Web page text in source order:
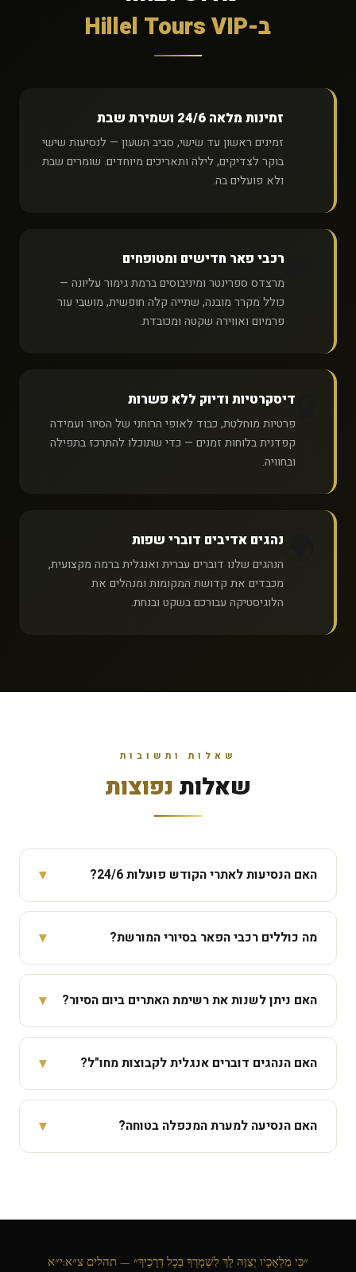
ב-Hillel Tours VIP
זמינות מלאה 24/6 ושמירת שבת
זמינים ראשון עד שישי, סביב השעון — לנסיעות שישי
בוקר לצדיקים, לילה ותאריכים מיוחדים. שומרים שבת
ולא פועלים בה.
רכבי פאר חדישים ומטופחים
מרצדס ספרינטר ומיניבוסים ברמת גימור עליונה —
כולל מקרר מובנה, שתייה קלה חופשית, מושבי עור
פרמיום ואווירה שקטה ומכובדת.
דיסקרטיות ודיוק ללא פשרות
פרטיות מוחלטת, כבוד לאופי הרוחני של הסיור ועמידה
קפדנית בלוחות זמנים — כדי שתוכלו להתרכז בתפילה
ובחוויה.
נהגים אדיבים דוברי שפות
הנהגים שלנו דוברים עברית ואנגלית ברמה מקצועית,
מכבדים את קדושת המקומות ומנהלים את
הלוגיסטיקה עבורכם בשקט ובנחת.
שאלות ותשובות
שאלות נפוצות
האם הנסיעות לאתרי הקודש פועלות 24/6? ▾
כן — זמינים ראשון עד שישי, סביב השעון, כולל יציאות
שישי בוקר מוקדם לצדיקים ולילה. אנחנו שומרים שבת ולא
השבת.
מה כוללים רכבי הפאר בסיורי המורשת? ▾
מרצדס ספרינטר ומיניבוסים ברמת גימור עליונה — כולל
מקרר מובנה, שתייה קלה חופשית, מושבי עור פרמיום ואווירה
האם ניתן לשנות את רשימת האתרים ביום הסיור? ▾
כן. הנהג גמיש לחלוטין בלוח הזמנים — רוצים להוסיף אתר?
להאריך שהייה? הרכב שלכם, הזמן שלכם. אנחנו מתאימים
האם הנהגים דוברים אנגלית לקבוצות מחו"ל? ▾
כן. הנהגים שלנו דוברים עברית ואנגלית ברמה מקצועית —
מתאים לקבוצות מחו"ל, תיירים יהודים ומשפחות מעורבות.
האם הנסיעה למערת המכפלה בטוחה? ▾
״כִּי מַלְאָכָיו יְצַוֶּה לָּךְ לִשְׁמָרְךָ בְּכָל דְּרָכֶיךָ״ — תהלים צ״א:י״א